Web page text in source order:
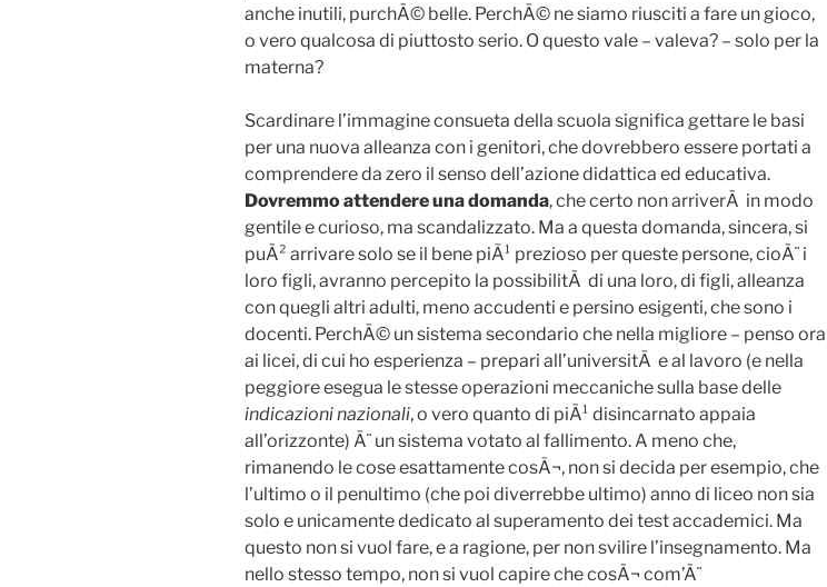
anche inutili, purchÃ© belle. PerchÃ© ne siamo riusciti a fare un gioco,
o vero qualcosa di piuttosto serio. O questo vale – valeva? – solo per la
materna?
Scardinare l’immagine consueta della scuola significa gettare le basi
per una nuova alleanza con i genitori, che dovrebbero essere portati a
comprendere da zero il senso dell’azione didattica ed educativa.
Dovremmo attendere una domanda, che certo non arriverÃ in modo
gentile e curioso, ma scandalizzato. Ma a questa domanda, sincera, si
puÃ² arrivare solo se il bene piÃ¹ prezioso per queste persone, cioÃ¨ i
loro figli, avranno percepito la possibilitÃ di una loro, di figli, alleanza
con quegli altri adulti, meno accudenti e persino esigenti, che sono i
docenti. PerchÃ© un sistema secondario che nella migliore – penso ora
ai licei, di cui ho esperienza – prepari all’universitÃ e al lavoro (e nella
peggiore esegua le stesse operazioni meccaniche sulla base delle
indicazioni nazionali, o vero quanto di piÃ¹ disincarnato appaia
all’orizzonte) Ã¨ un sistema votato al fallimento. A meno che,
rimanendo le cose esattamente cosÃ¬, non si decida per esempio, che
l’ultimo o il penultimo (che poi diverrebbe ultimo) anno di liceo non sia
solo e unicamente dedicato al superamento dei test accademici. Ma
questo non si vuol fare, e a ragione, per non svilire l’insegnamento. Ma
nello stesso tempo, non si vuol capire che cosÃ¬ com’Ã¨